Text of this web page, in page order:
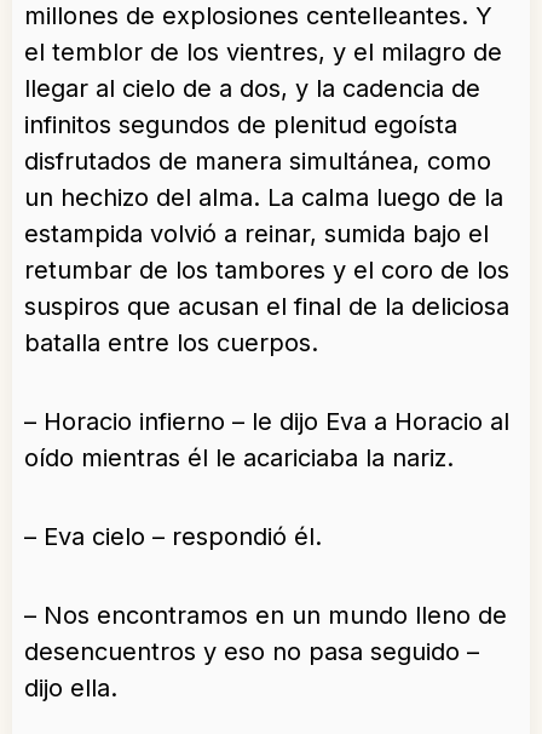
millones de explosiones centelleantes. Y
el temblor de los vientres, y el milagro de
llegar al cielo de a dos, y la cadencia de
infinitos segundos de plenitud egoísta
disfrutados de manera simultánea, como
un hechizo del alma. La calma luego de la
estampida volvió a reinar, sumida bajo el
retumbar de los tambores y el coro de los
suspiros que acusan el final de la deliciosa
batalla entre los cuerpos.
– Horacio infierno – le dijo Eva a Horacio al
oído mientras él le acariciaba la nariz.
– Eva cielo – respondió él.
– Nos encontramos en un mundo lleno de
desencuentros y eso no pasa seguido –
dijo ella.